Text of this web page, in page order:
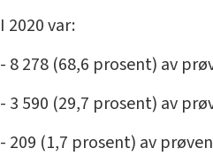
I 2020 var:
- 8 278 (68,6 prosent) av
- 3 590 (29,7 prosent) av
- 209 (1,7 prosent) av